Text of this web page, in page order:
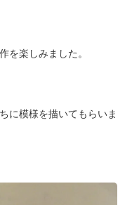
を楽しみました。
に模様を描いてもらいま